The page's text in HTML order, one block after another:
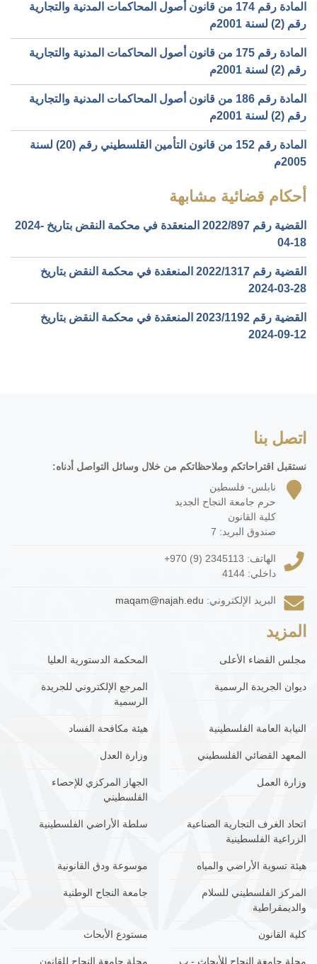
المادة رقم 174 من قانون أصول المحاكمات المدنية والتجارية
رقم (2) لسنة 2001م
المادة رقم 175 من قانون أصول المحاكمات المدنية والتجارية
رقم (2) لسنة 2001م
المادة رقم 186 من قانون أصول المحاكمات المدنية والتجارية
رقم (2) لسنة 2001م
المادة رقم 152 من قانون التأمين القلسطيني رقم (20) لسنة
2005م
أحكام قضائية مشابهة
القضية رقم ‎897‏/‎2022‏ المنعقدة في محكمة النقض بتاريخ ‎2024-
04-18‏
القضية رقم ‎1317‏/‎2022‏ المنعقدة في محكمة النقض بتاريخ
‎2024-03-28‏
القضية رقم ‎1192‏/‎2023‏ المنعقدة في محكمة النقض بتاريخ
‎2024-09-12‏
اتصل بنا
نستقبل اقتراحاتكم وملاحظاتكم من خلال وسائل التواصل أدناه:
نابلس- فلسطين
حرم جامعة النجاح الجديد
كلية القانون
صندوق البريد: 7
الهاتف: +970 (9) 2345113
داخلي: 4144
البريد الإلكتروني: maqam@najah.edu
المزيد
مجلس القضاء الأعلى المحكمة الدستورية العليا
ديوان الجريدة الرسمية
المرجع الإلكتروني للجريدة
الرسمية
النيابة العامة الفلسطينية هيئة مكافحة الفساد
المعهد القضائي الفلسطيني وزارة العدل
وزارة العمل
الجهاز المركزي للإحصاء
الفلسطيني
اتحاد الغرف التجارية الصناعية
الزراعية الفلسطينية
سلطة الأراضي الفلسطينية
هيئة تسوية الأراضي والمياه موسوعة ودق القانونية
المركز الفلسطيني للسلام
والديمقراطية
جامعة النجاح الوطنية
كلية القانون مستودع الأبحاث
مجلة جامعة النجاح للأبحاث - ب مجلة جامعة النجاح للقانون